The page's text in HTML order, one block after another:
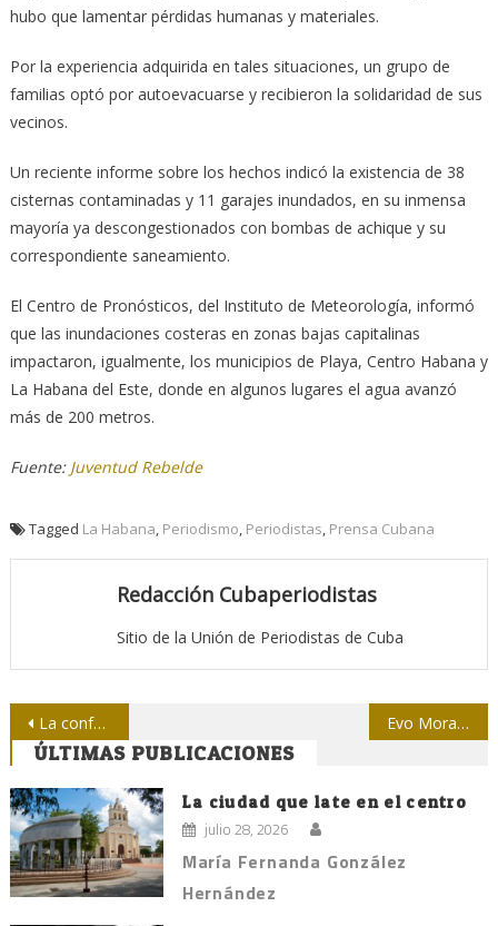
hubo que lamentar pérdidas humanas y materiales.
Por la experiencia adquirida en tales situaciones, un grupo de
familias optó por autoevacuarse y recibieron la solidaridad de sus
vecinos.
Un reciente informe sobre los hechos indicó la existencia de 38
cisternas contaminadas y 11 garajes inundados, en su inmensa
mayoría ya descongestionados con bombas de achique y su
correspondiente saneamiento.
El Centro de Pronósticos, del Instituto de Meteorología, informó
que las inundaciones costeras en zonas bajas capitalinas
impactaron, igualmente, los municipios de Playa, Centro Habana y
La Habana del Este, donde en algunos lugares el agua avanzó
más de 200 metros.
Fuente: Juventud Rebelde
Tagged La Habana, Periodismo, Periodistas, Prensa Cubana
Redacción Cubaperiodistas
Sitio de la Unión de Periodistas de Cuba
Navegación
de
entradas
La conferencia de prensa más grande del mundo Evo Morales, un líder excepcional
ÚLTIMAS PUBLICACIONES
La ciudad que late en el centro
julio 28, 2026
María Fernanda González
Hernández